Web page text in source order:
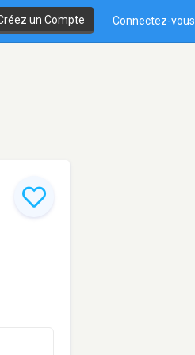
un Compte Connectez-vous